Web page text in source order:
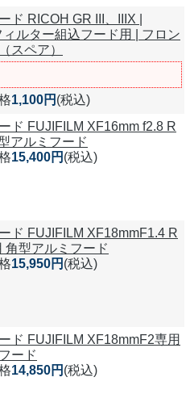
ド RICOH GR III、IIIX |
ルター組込フード用 | フロン
スペア）
1,100円 (税込)
ド FUJIFILM XF16mm f2.8 R
アルミフード
15,400円 (税込)
ド FUJIFILM XF18mmF1.4 R
角型アルミフード
15,950円 (税込)
ド FUJIFILM XF18mmF2専用
ード
14,850円 (税込)